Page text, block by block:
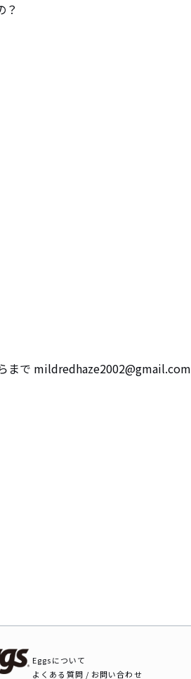
？
まで mildredhaze2002@gmail.com
Eggsについて
よくある質問 / お問い合わせ